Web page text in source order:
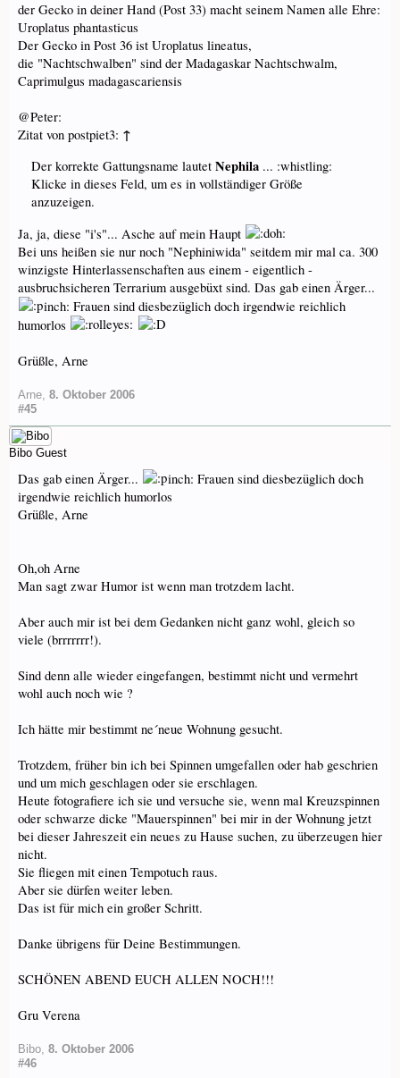
der Gecko in deiner Hand (Post 33) macht seinem Namen alle Ehre:
Uroplatus phantasticus
Der Gecko in Post 36 ist Uroplatus lineatus,
die "Nachtschwalben" sind der Madagaskar Nachtschwalm,
Caprimulgus madagascariensis
@Peter:
Zitat von postpiet3: ↑
Der korrekte Gattungsname lautet Nephila... :whistling:
Klicke in dieses Feld, um es in vollständiger Größe
anzuzeigen.
Ja, ja, diese "i's"... Asche auf mein Haupt
Bei uns heißen sie nur noch "Nephiniwida" seitdem mir mal ca. 300
winzigste Hinterlassenschaften aus einem - eigentlich -
ausbruchsicheren Terrarium ausgebüxt sind. Das gab einen Ärger...
inch: Frauen sind diesbezüglich doch irgendwie reichlich
humorlos
Grüßle, Arne
Arne 8. Oktober 2006
#45
Bibo Guest
Das gab einen Ärger...
inch: Frauen sind diesbezüglich doch
irgendwie reichlich humorlos
Grüßle, Arne
Oh,oh Arne
Man sagt zwar Humor ist wenn man trotzdem lacht.
Aber auch mir ist bei dem Gedanken nicht ganz wohl, gleich so
viele (brrrrrrr!).
Sind denn alle wieder eingefangen, bestimmt nicht und vermehrt
wohl auch noch wie ?
Ich hätte mir bestimmt ne´neue Wohnung gesucht.
Trotzdem, früher bin ich bei Spinnen umgefallen oder hab geschrien
und um mich geschlagen oder sie erschlagen.
Heute fotografiere ich sie und versuche sie, wenn mal Kreuzspinnen
oder schwarze dicke "Mauerspinnen" bei mir in der Wohnung jetzt
bei dieser Jahreszeit ein neues zu Hause suchen, zu überzeugen hier
nicht.
Sie fliegen mit einen Tempotuch raus.
Aber sie dürfen weiter leben.
Das ist für mich ein großer Schritt.
Danke übrigens für Deine Bestimmungen.
SCHÖNEN ABEND EUCH ALLEN NOCH!!!
Gru Verena
Bibo 8. Oktober 2006
#46